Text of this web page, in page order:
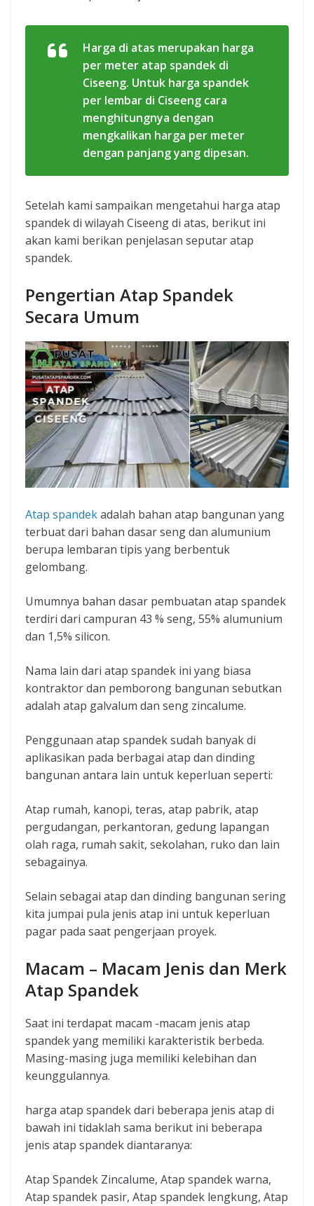
Harga di atas merupakan harga
per meter atap spandek di
Ciseeng. Untuk harga spandek
per lembar di Ciseeng cara
menghitungnya dengan
mengkalikan harga per meter
dengan panjang yang dipesan.
Setelah kami sampaikan mengetahui harga atap
spandek di wilayah Ciseeng di atas, berikut ini
akan kami berikan penjelasan seputar atap
spandek.
Pengertian Atap Spandek
Secara Umum
Atap spandekadalah bahan atap bangunan yang
terbuat dari bahan dasar seng dan alumunium
berupa lembaran tipis yang berbentuk
gelombang.
Umumnya bahan dasar pembuatan atap spandek
terdiri dari campuran 43 % seng, 55% alumunium
dan 1,5% silicon.
Nama lain dari atap spandek ini yang biasa
kontraktor dan pemborong bangunan sebutkan
adalah atap galvalum dan seng zincalume.
Penggunaan atap spandek sudah banyak di
aplikasikan pada berbagai atap dan dinding
bangunan antara lain untuk keperluan seperti:
Atap rumah, kanopi, teras, atap pabrik, atap
pergudangan, perkantoran, gedung lapangan
olah raga, rumah sakit, sekolahan, ruko dan lain
sebagainya.
Selain sebagai atap dan dinding bangunan sering
kita jumpai pula jenis atap ini untuk keperluan
pagar pada saat pengerjaan proyek.
Macam – Macam Jenis dan Merk
Atap Spandek
Saat ini terdapat macam -macam jenis atap
spandek yang memiliki karakteristik berbeda.
Masing-masing juga memiliki kelebihan dan
keunggulannya.
harga atap spandek dari beberapa jenis atap di
bawah ini tidaklah sama berikut ini beberapa
jenis atap spandek diantaranya:
Atap Spandek Zincalume, Atap spandek warna,
Atap spandek pasir, Atap spandek lengkung, Atap